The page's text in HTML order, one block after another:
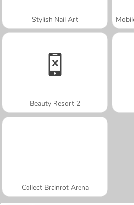
Stylish Nail Art
Beauty Resort 2
Collect Brainrot Arena